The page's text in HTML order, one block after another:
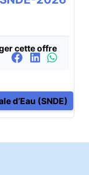
cette offre
d’Eau (SNDE)